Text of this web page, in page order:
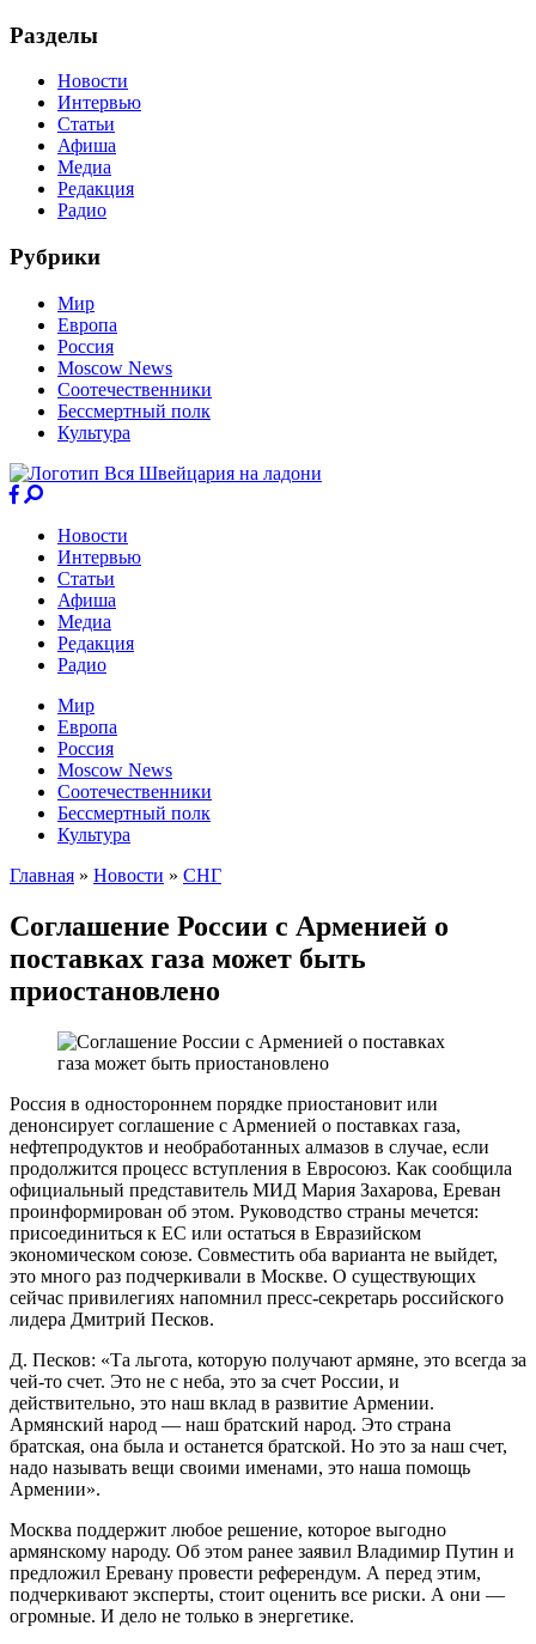
Разделы
Новости
Интервью
Статьи
Афиша
Медиа
Редакция
Радио
Рубрики
Мир
Европа
Россия
Moscow News
Соотечественники
Бессмертный полк
Культура
Новости
Интервью
Статьи
Афиша
Медиа
Редакция
Радио
Мир
Европа
Россия
Moscow News
Соотечественники
Бессмертный полк
Культура
Главная » Новости » СНГ
Соглашение России с Арменией о
поставках газа может быть
приостановлено
Россия в одностороннем порядке приостановит или
денонсирует соглашение с Арменией о поставках газа,
нефтепродуктов и необработанных алмазов в случае, если
продолжится процесс вступления в Евросоюз. Как сообщила
официальный представитель МИД Мария Захарова, Ереван
проинформирован об этом. Руководство страны мечется:
присоединиться к ЕС или остаться в Евразийском
экономическом союзе. Совместить оба варианта не выйдет,
это много раз подчеркивали в Москве. О существующих
сейчас привилегиях напомнил пресс-секретарь российского
лидера Дмитрий Песков.
Д. Песков: «Та льгота, которую получают армяне, это всегда за
чей-то счет. Это не с неба, это за счет России, и
действительно, это наш вклад в развитие Армении.
Армянский народ — наш братский народ. Это страна
братская, она была и останется братской. Но это за наш счет,
надо называть вещи своими именами, это наша помощь
Армении».
Москва поддержит любое решение, которое выгодно
армянскому народу. Об этом ранее заявил Владимир Путин и
предложил Еревану провести референдум. А перед этим,
подчеркивают эксперты, стоит оценить все риски. А они —
огромные. И дело не только в энергетике.